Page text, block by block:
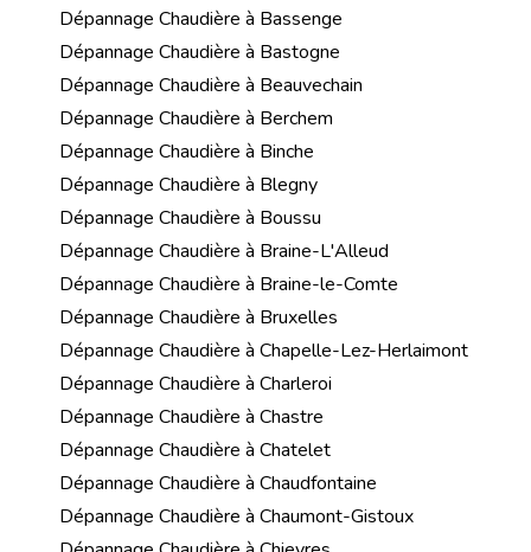
Dépannage Chaudière à Bassenge
Dépannage Chaudière à Bastogne
Dépannage Chaudière à Beauvechain
Dépannage Chaudière à Berchem
Dépannage Chaudière à Binche
Dépannage Chaudière à Blegny
Dépannage Chaudière à Boussu
Dépannage Chaudière à Braine-L'Alleud
Dépannage Chaudière à Braine-le-Comte
Dépannage Chaudière à Bruxelles
Dépannage Chaudière à Chapelle-Lez-Herlaimont
Dépannage Chaudière à Charleroi
Dépannage Chaudière à Chastre
Dépannage Chaudière à Chatelet
Dépannage Chaudière à Chaudfontaine
Dépannage Chaudière à Chaumont-Gistoux